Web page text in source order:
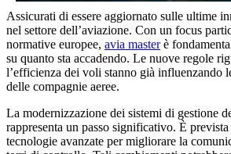
Assicurati di essere aggiornato sulle ultime
nel settore dell’aviazione. Con un focus
normative europee, avia masterè
su quanto sta accadendo. Le nuove regole
l’efficienza dei voli stanno già influenzando
delle compagnie aeree.
La modernizzazione dei sistemi di gestione
rappresenta un passo significativo. È
tecnologie avanzate per migliorare la